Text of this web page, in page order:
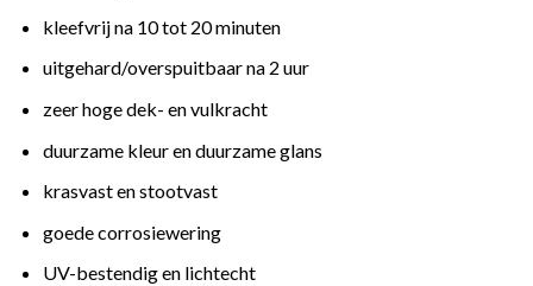
kleefvrij na 10 tot 20 minuten
uitgehard/overspuitbaar na 2 uur
zeer hoge dek- en vulkracht
duurzame kleur en duurzame glans
krasvast en stootvast
goede corrosiewering
UV-bestendig en lichtecht